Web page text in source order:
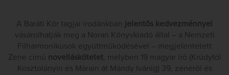
A Baráti Kör tagjai irodánkban
jelentős kedvezménnyel
vásárolhatják meg a Noran Könyvkiadó által – a Nemzeti
Filharmonikusok együttműködésével – megjelentetett
Zene című novelláskötetet, melyben 19 magyar író (Krúdytól
Kosztolányin és Márain át Mándy Ivánig) 39, zenéről és